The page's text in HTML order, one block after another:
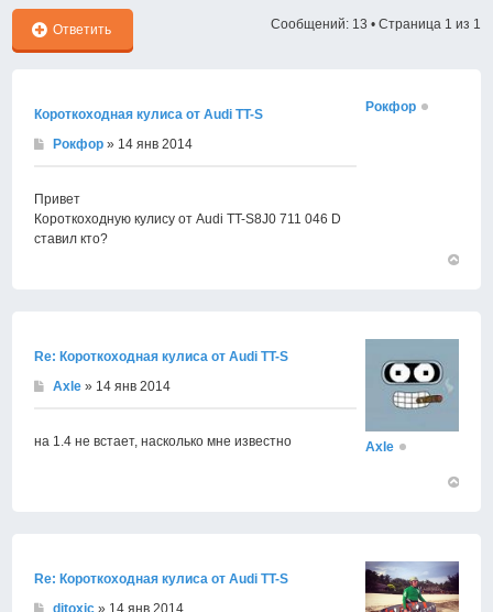
Ответить Сообщений: 13 • Страница 1 из 1
Короткоходная кулиса от Audi TT-S
Рокфор » 14 янв 2014
Привет
Короткоходную кулису от Audi TT-S8J0 711 046 D
ставил кто?
Рокфор
Re: Короткоходная кулиса от Audi TT-S
Axle » 14 янв 2014
на 1.4 не встает, насколько мне известно Axle
Re: Короткоходная кулиса от Audi TT-S